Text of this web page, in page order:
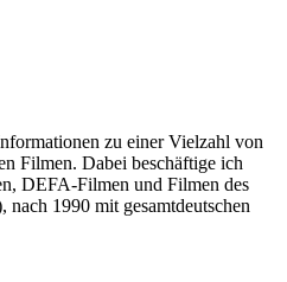
zu einer Vielzahl von
Filmen. Dabei beschäftige ich
DEFA-Filmen und Filmen des
1990 mit gesamtdeutschen